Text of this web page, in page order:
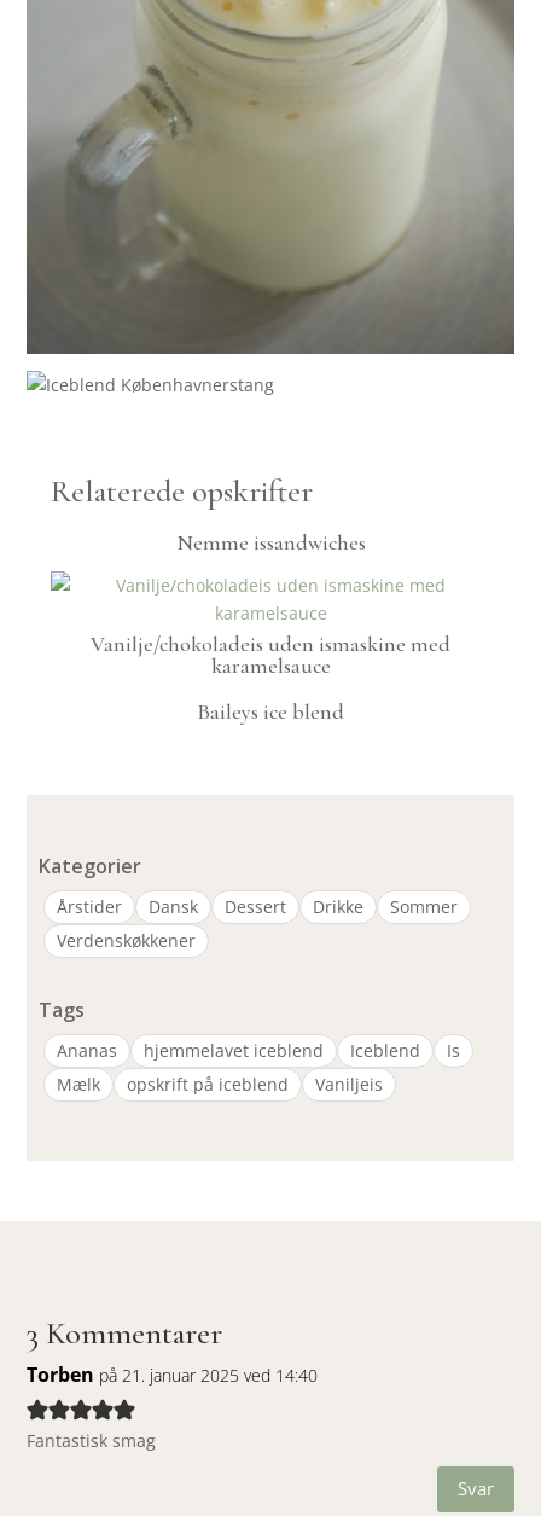
Relaterede opskrifter
Nemme issandwiches
Vanilje/chokoladeis uden ismaskine med
karamelsauce
Baileys ice blend
Kategorier
Årstider Dansk Dessert Drikke
Sommer
Verdenskøkkener
Tags
Ananas hjemmelavet iceblend Iceblend
Is
Mælk
opskrift på iceblend Vaniljeis
3 Kommentarer
Torben på 21. januar 2025 ved 14:40
Fantastisk smag
Svar